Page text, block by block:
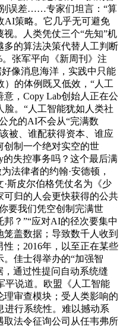
误差……专家们坦言：“算
AI策略。它几乎无可避免
。人类凭仗三个“先知”机
的算法决策代替人工判断
张军平向《新周刊》注
像消息海洋，实践中只能
的体例既又低效，“人工
，Copy Lab创始人正在公
。“人工智能犹如人类社
允的AI不会从“完满数
被、谁配获得资本、谁应
创制一个绝对实空的世
的失控事务吗？这个最后满
法律者的约翰·安德顿，
斯皮尔伯格凭仗名为《少
归的人会更快获得的公共
要我们凭空创制完满世
？”“应对AI的径次要集中
盖数据；导致数千人收到
；2016年，以至正在某些
佳士得举办的“加强智
通过性提问自动系统缝
平说道。欧盟《人工智能
审查模块；受人类影响的
进行系统性。难以撼动系
法令征询公司从任韦弗所